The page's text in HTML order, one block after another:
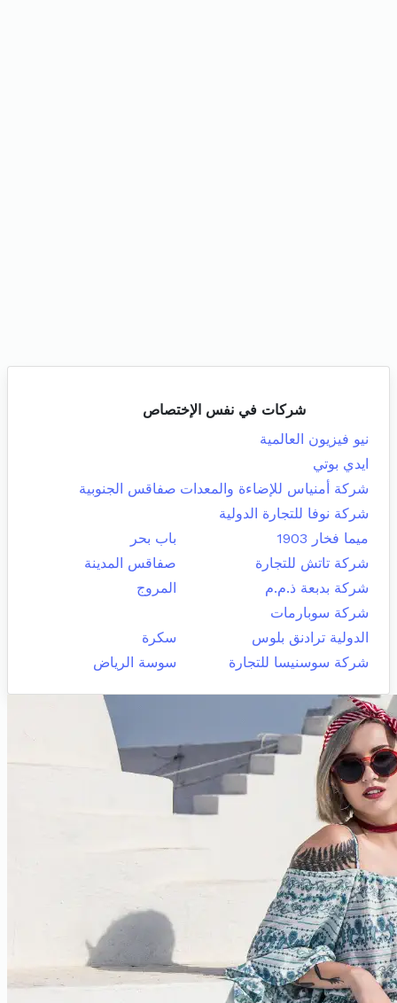
شركات في نفس الإختصاص
نيو فيزيون العالمية
ايدي بوتي
شركة أمنياس للإضاءة والمعدات صفاقس الجنوبية
شركة نوفا للتجارة الدولية
ميما فخار 1903
باب بحر
شركة تاتش للتجارة
صفاقس المدينة
شركة بدبعة ذ.م.م
المروج
شركة سوبارمات
الدولية ترادنق بلوس
سكرة
شركة سوسنيسا للتجارة
سوسة الرياض